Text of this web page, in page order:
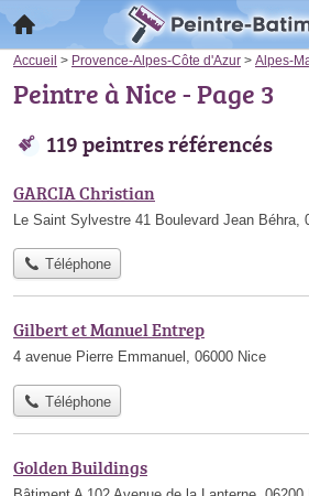
Accueil > Provence-Alpes-Côte d'Azur > Alpes-
Peintre à Nice - Page 3
119 peintres référencés
GARCIA Christian
Le Saint Sylvestre 41 Boulevard Jean Béhra,
Téléphone
Gilbert et Manuel Entrep
4 avenue Pierre Emmanuel, 06000 Nice
Téléphone
Golden Buildings